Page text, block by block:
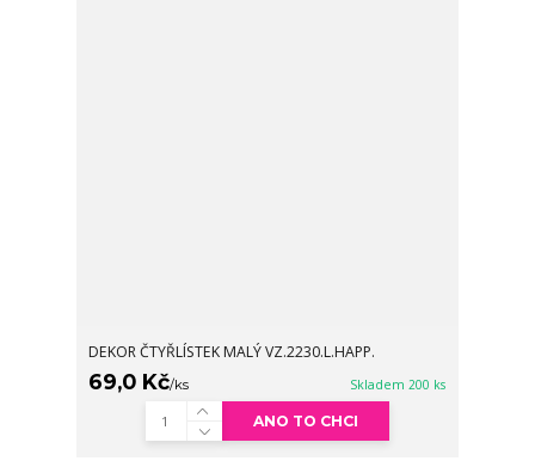
DEKOR ČTYŘLÍSTEK MALÝ VZ.2230.L.HAPP.
69,0 Kč/ks Skladem 200 ks
ANO TO CHCI